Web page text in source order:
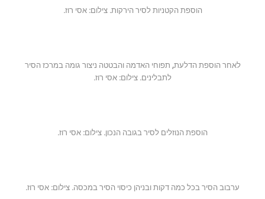
הוספת הקטניות לסיר הירקות. צילום: אסי רוז.
לאחר הוספת הדלעת, תפוחי האדמה והבטטה ניצור גומה במרכז הסיר
לתבלינים. צילום: אסי רוז.
הוספת הנוזלים לסיר בגובה הנכון. צילום: אסי רוז.
ערבוב הסיר בכל כמה דקות ובניהן כיסוי הסיר במכסה. צילום: אסי רוז.